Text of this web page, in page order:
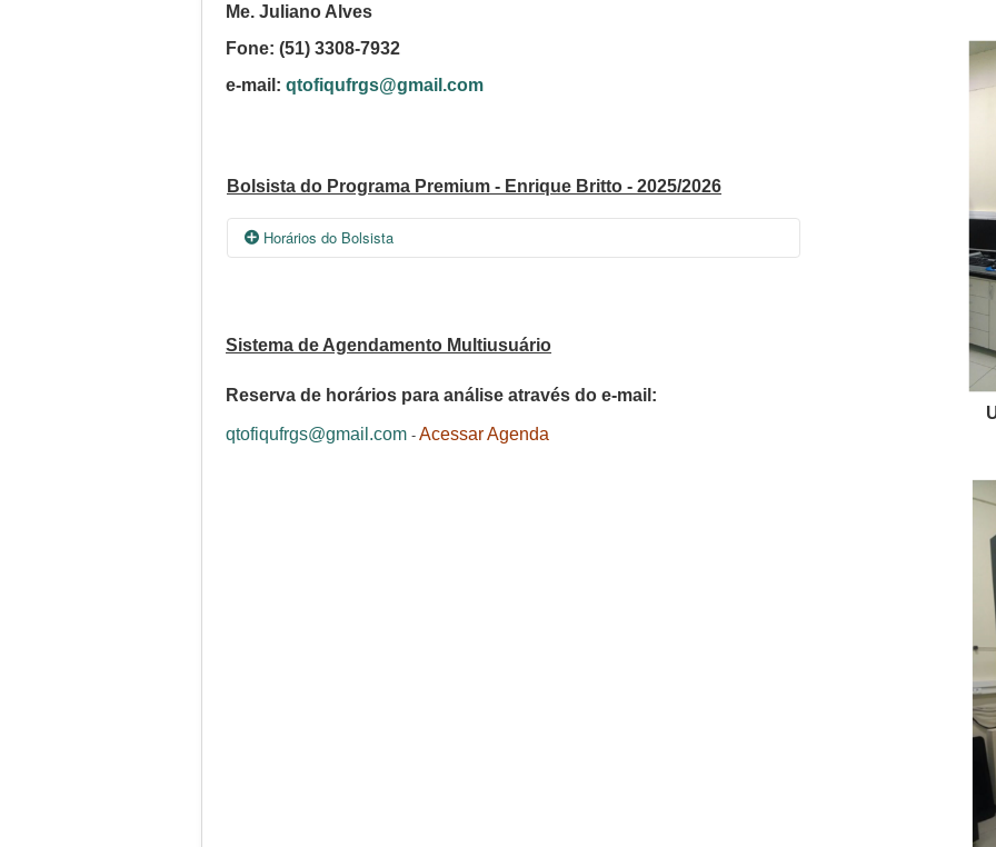
Me. Juliano Alves
Fone: (51) 3308-7932
e-mail: qtofiqufrgs@gmail.com
Bolsista do Programa Premium - Enrique Britto - 2025/2026
Horários do Bolsista
Segunda Terça
08:30 - 17:30 08:30 - 17:30
Sistema de Agendamento Multiusuário
Reserva de horários para análise através do e-mail:
qtofiqufrgs@gmail.com -Acessar Agenda